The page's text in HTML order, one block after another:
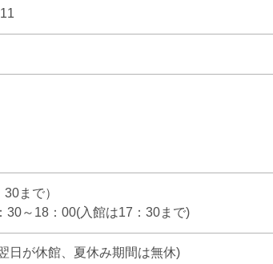
まで）
～18：00(入館は17：30まで)
日が休館、夏休み期間は無休)